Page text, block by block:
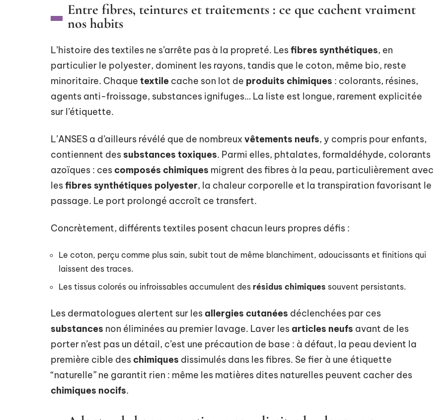
Entre fibres, teintures et traitements : ce que cachent vraiment
nos habits
L’histoire des textiles ne s’arrête pas à la propreté. Lesfibres synthétiques, en
particulier le polyester, dominent les rayons, tandis que le coton, même bio, reste
minoritaire. Chaque textile cache son lot de produits chimiques : colorants, résines,
agents anti-froissage, substances ignifuges… La liste est longue, rarement explicitée
sur l’étiquette.
L’ANSES a d’ailleurs révélé que de nombreux vêtements neufs, y compris pour enfants,
contiennent des substances toxiques. Parmi elles, phtalates, formaldéhyde, colorants
azoïques : ces composés chimiques migrent des fibres à la peau, particulièrement avec
lesfibres synthétiques polyester, la chaleur corporelle et la transpiration favorisant le
passage. Le port prolongé accroît ce transfert.
Concrètement, différents textiles posent chacun leurs propres défis :
Le coton, perçu comme plus sain, subit tout de même blanchiment, adoucissants et finitions qui
laissent des traces.
Les tissus colorés ou infroissables accumulent des résidus chimiques souvent persistants.
Les dermatologues alertent sur les allergies cutanées déclenchées par ces
substances non éliminées au premier lavage. Laver les articles neufs avant de les
porter n’est pas un détail, c’est une précaution de base : à défaut, la peau devient la
première cible des chimiques dissimulés dans les fibres. Se fier à une étiquette
“naturelle” ne garantit rien : même les matières dites naturelles peuvent cacher des
chimiques nocifs.